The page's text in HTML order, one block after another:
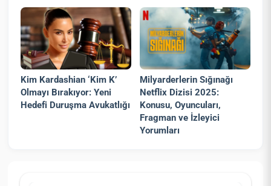
Kim Kardashian ‘Kim K’
Olmayı Bırakıyor: Yeni
Hedefi Duruşma Avukatlığı
Milyarderlerin Sığınağı
Netflix Dizisi 2025:
Konusu, Oyuncuları,
Fragman ve İzleyici
Yorumları